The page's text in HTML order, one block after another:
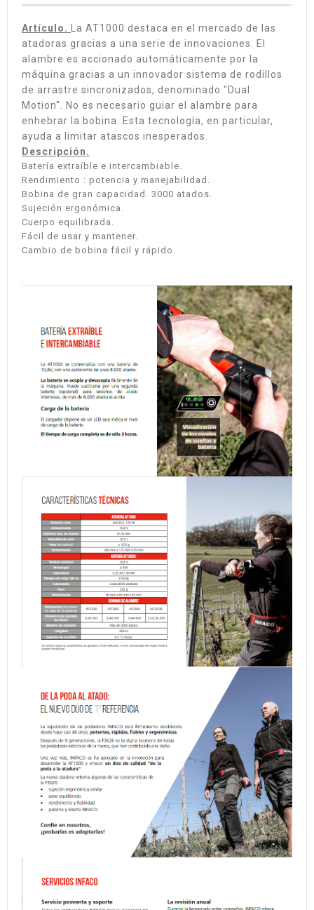
Artículo.
La AT1000 destaca en el mercado de las
atadoras gracias a una serie de innovaciones. El
alambre es accionado automáticamente por la
máquina gracias a un innovador sistema de rodillos
de arrastre sincronizados, denominado "Dual
Motion". No es necesario guiar el alambre para
enhebrar la bobina. Esta tecnología, en particular,
ayuda a limitar atascos inesperados.
Descripción.
Batería extraíble e intercambiable.
Rendimiento : potencia y manejabilidad.
Bobina de gran capacidad. 3000 atados.
Sujeción ergonómica.
Cuerpo equilibrada.
Fácil de usar y mantener.
Cambio de bobina fácil y rápido.